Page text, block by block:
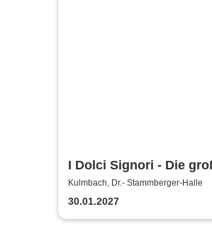
I Dolci Signori - Die
Nacht der italienischen
Welthits
Kulmbach, Dr.- Stammberger-Halle
30.01.2027